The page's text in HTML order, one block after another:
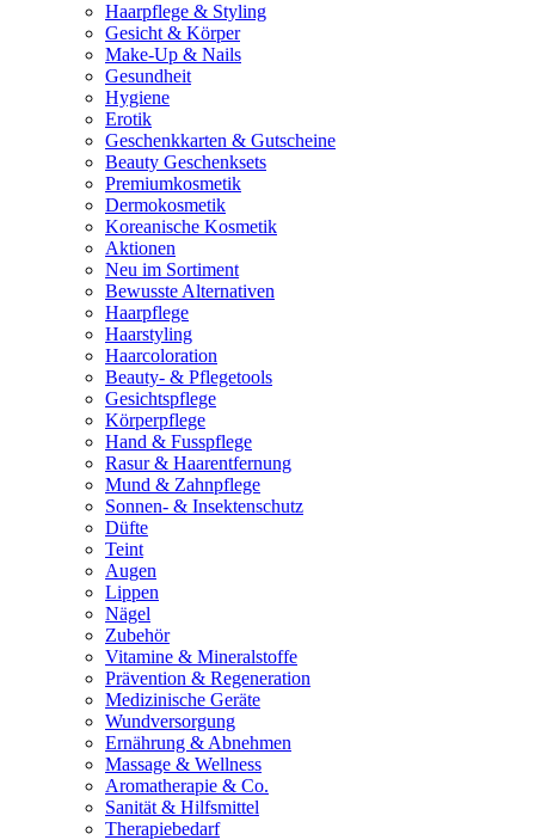
Haarpflege & Styling
Gesicht & Körper
Make-Up & Nails
Gesundheit
Hygiene
Erotik
Geschenkkarten & Gutscheine
Beauty Geschenksets
Premiumkosmetik
Dermokosmetik
Koreanische Kosmetik
Aktionen
Neu im Sortiment
Bewusste Alternativen
Haarpflege
Haarstyling
Haarcoloration
Beauty- & Pflegetools
Gesichtspflege
Körperpflege
Hand & Fusspflege
Rasur & Haarentfernung
Mund & Zahnpflege
Sonnen- & Insektenschutz
Düfte
Teint
Augen
Lippen
Nägel
Zubehör
Vitamine & Mineralstoffe
Prävention & Regeneration
Medizinische Geräte
Wundversorgung
Ernährung & Abnehmen
Massage & Wellness
Aromatherapie & Co.
Sanität & Hilfsmittel
Therapiebedarf